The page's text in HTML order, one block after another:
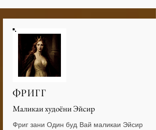
ФРИГГ
Маликаи худоёни Эйсир
Фриг зани Один буд. Вай маликаи Эйсир